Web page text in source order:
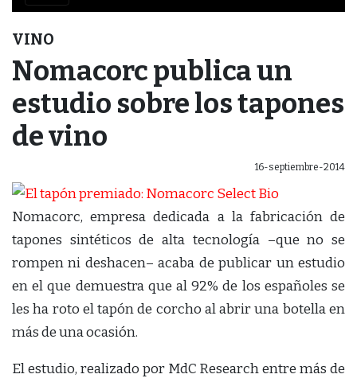
VINO
Nomacorc publica un
estudio sobre los tapones
de vino
16-septiembre-2014
Nomacorc, empresa dedicada a la fabricación de
tapones sintéticos de alta tecnología –que no se
rompen ni deshacen– acaba de publicar un estudio
en el que demuestra que al 92% de los españoles se
les ha roto el tapón de corcho al abrir una botella en
más de una ocasión.
El estudio, realizado por MdC Research entre más de